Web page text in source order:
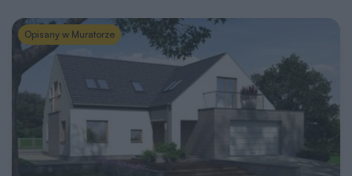
Opisany w Muratorze